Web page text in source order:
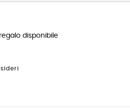
disponibile